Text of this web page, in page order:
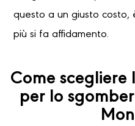
questo a un giusto costo,
più si fa affidamento.
Come
per lo